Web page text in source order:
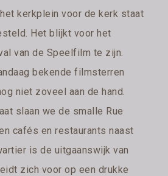
kerkplein voor de kerk staat
Het blijkt voor het
van de Speelfilm te zijn.
bekende filmsterren
niet zoveel aan de hand.
slaan we de smalle Rue
cafés en restaurants naast
is de uitgaanswijk van
zich voor op een drukke